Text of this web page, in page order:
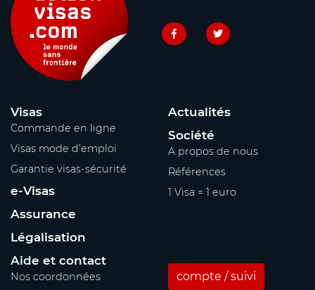
Visas
Commande en ligne
Visas mode d’emploi
Garantie visas-sécurité
e-Visas
Assurance
Légalisation
Actualités
Société
A propos de nous
Références
1 Visa = 1 euro
Aide et contact
Nos coordonnées
compte / suivi